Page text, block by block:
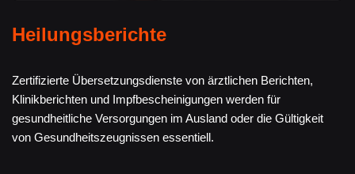
Heilungsberichte
Zertifizierte Übersetzungsdienste von ärztlichen Berichten,
Klinikberichten und Impfbescheinigungen werden für
gesundheitliche Versorgungen im Ausland oder die Gültigkeit
von Gesundheitszeugnissen essentiell.